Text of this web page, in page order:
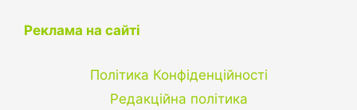
Реклама на сайті
Політика Конфіденційності
Редакційна політика